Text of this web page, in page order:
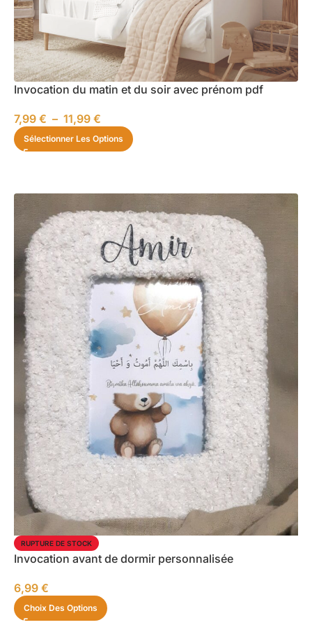
Invocation du matin et du soir avec prénom pdf
7,99 € – 11,99 €
Sélectionner Les Options
RUPTURE DE STOCK
Invocation avant de dormir personnalisée
6,99 €
Choix Des Options